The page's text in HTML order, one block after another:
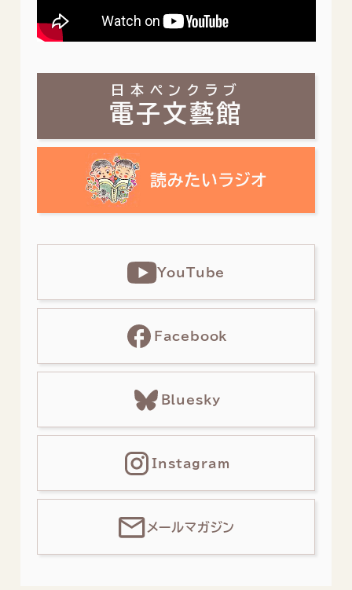
日本ペンクラブ
電子文藝館
YouTube
Facebook
Bluesky
Instagram
メールマガジン